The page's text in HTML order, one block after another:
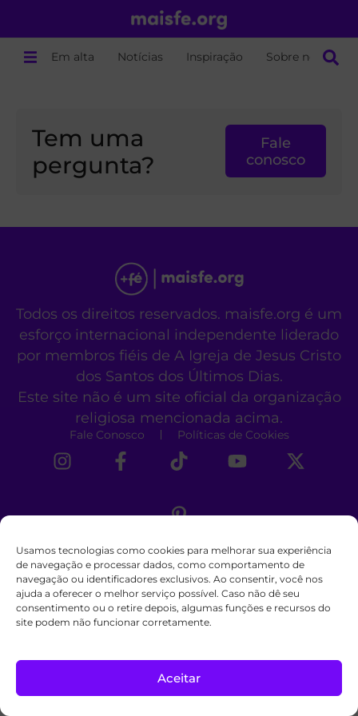
Usamos tecnologias como cookies para melhorar sua experiência
de navegação e processar dados, como comportamento de
navegação ou identificadores exclusivos. Ao consentir, você nos
ajuda a oferecer o melhor serviço possível. Caso não dê seu
consentimento ou o retire depois, algumas funções e recursos do
site podem não funcionar corretamente.
Aceitar
Em alta Notícias Inspiração Sobre nós
Tem uma
pergunta?
Fale
conosco
Todos os direitos reservados. maisfe.org é um
esforço internacional independente liderado
por membros fiéis de A Igreja de Jesus Cristo
dos Santos dos Últimos Dias.
Este site não é um site oficial da organização
religiosa mencionada acima.
Fale Conosco Políticas de Cookies